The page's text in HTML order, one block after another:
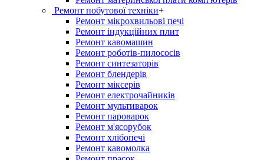
Ремонт побутової техніки+
Ремонт мікрохвильові печі
Ремонт індукційних плит
Ремонт кавомашин
Ремонт роботів-пилососів
Ремонт синтезаторів
Ремонт блендерiв
Ремонт мiксерiв
Ремонт електрочайників
Ремонт мультиварок
Ремонт пароварок
Ремонт м'ясорубок
Ремонт хлiбопечi
Ремонт кавомолка